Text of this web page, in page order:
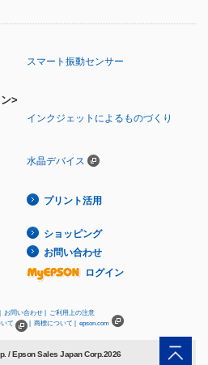
スマート振動センサー
>
インクジェットによるものづくり
水晶デバイス
プリント活用
ショッピング
お問い合わせ
ログイン
お問い合わせ |
ご利用上の注意
て
商標について | epson.com
/ Epson Sales Japan Corp.2026